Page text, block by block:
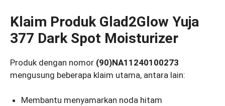
Klaim Produk Glad2Glow Yuja
377 Dark Spot Moisturizer
Produk dengan nomor (90)NA11240100273
mengusung beberapa klaim utama, antara lain:
Membantu menyamarkan noda hitam